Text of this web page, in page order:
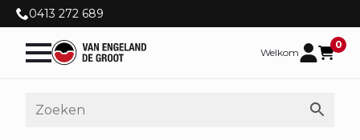
0413 272 689
Welkom
0